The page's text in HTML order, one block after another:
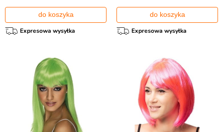
do koszyka
Expresowa wysyłka
do koszyka
Expresowa wysyłka